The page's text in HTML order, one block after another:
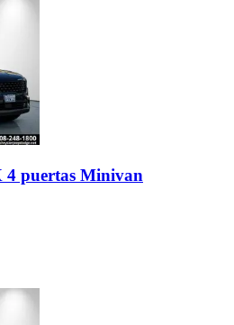
4 puertas Minivan